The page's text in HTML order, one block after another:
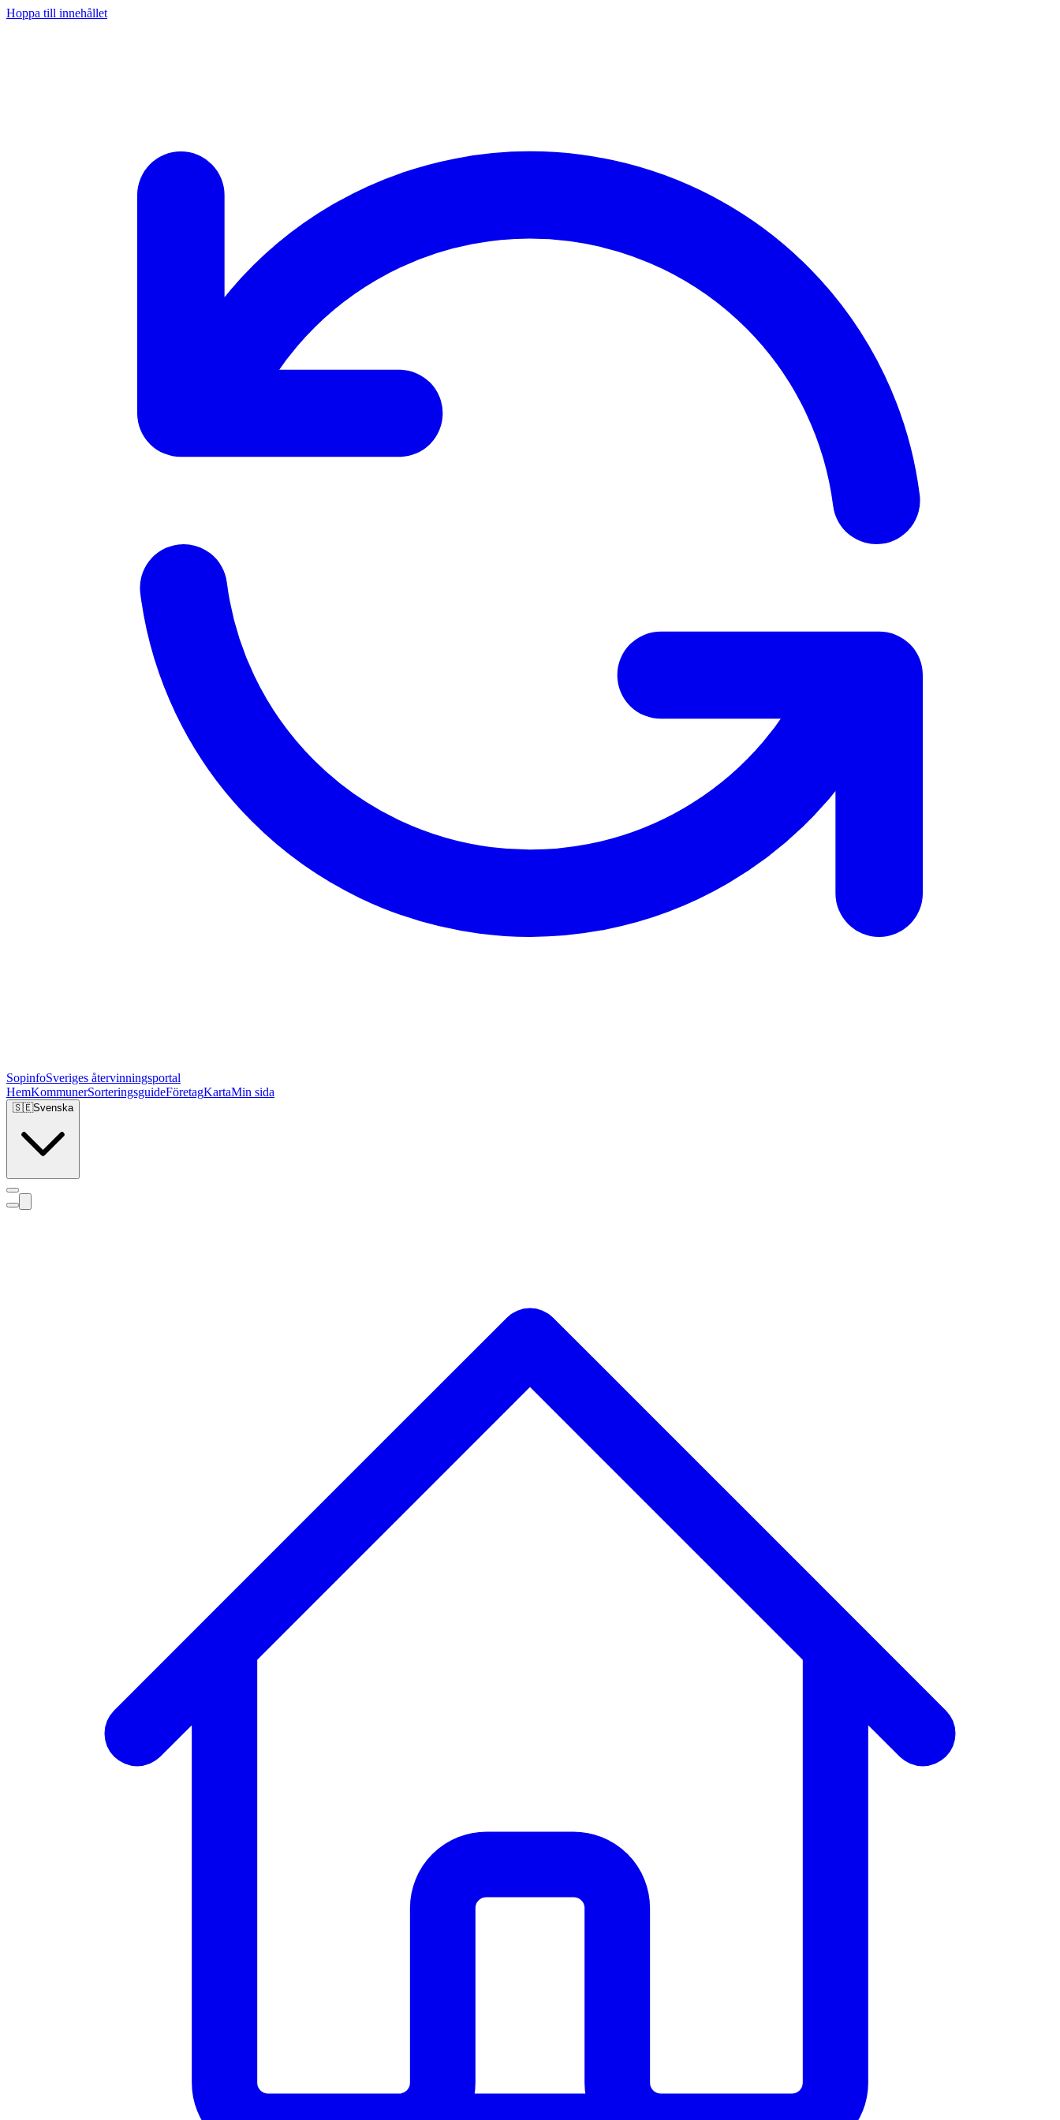
Hoppa till innehållet
SopinfoSveriges återvinningsportal
HemKommunerSorteringsguideFöretagKartaMin sida
🇸🇪Svenska